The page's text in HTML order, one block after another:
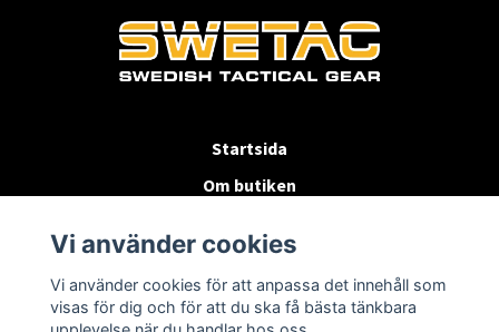
Startsida
Om butiken
Byten & Returer
Kontakta oss
Vi använder cookies
Vi använder cookies för att anpassa det innehåll som
visas för dig och för att du ska få bästa tänkbara